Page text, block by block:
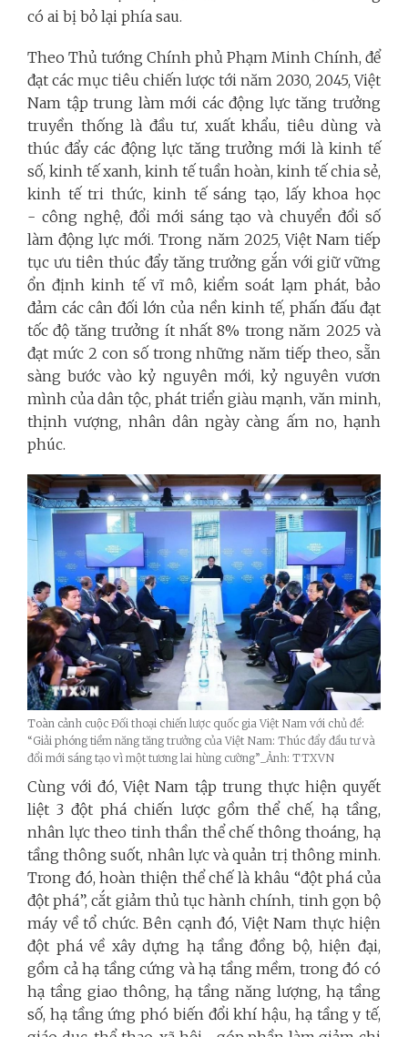
có ai bị bỏ lại phía sau.
Theo Thủ tướng Chính phủ Phạm Minh Chính, để
đạt các mục tiêu chiến lược tới năm 2030, 2045, Việt
Nam tập trung làm mới các động lực tăng trưởng
truyền thống là đầu tư, xuất khẩu, tiêu dùng và
thúc đẩy các động lực tăng trưởng mới là kinh tế
số, kinh tế xanh, kinh tế tuần hoàn, kinh tế chia sẻ,
kinh tế tri thức, kinh tế sáng tạo, lấy khoa học
- công nghệ, đổi mới sáng tạo và chuyển đổi số
làm động lực mới.Trong năm 2025, Việt Nam tiếp
tục ưu tiên thúc đẩy tăng trưởng gắn với giữ vững
ổn định kinh tế vĩ mô, kiểm soát lạm phát, bảo
đảm các cân đối lớn của nền kinh tế, phấn đấu đạt
tốc độ tăng trưởng ít nhất 8% trong năm 2025 và
đạt mức 2 con số trong những năm tiếp theo, sẵn
sàng bước vào kỷ nguyên mới, kỷ nguyên vươn
mình của dân tộc, phát triển giàu mạnh, văn minh,
thịnh vượng, nhân dân ngày càng ấm no, hạnh
phúc.
Toàn cảnh cuộc Đối thoại chiến lược quốc gia Việt Nam với chủ đề:
“Giải phóng tiềm năng tăng trưởng của Việt Nam: Thúc đẩy đầu tư và
đổi mới sáng tạo vì một tương lai hùng cường”_Ảnh: TTXVN
Cùng với đó, Việt Nam tập trung thực hiện quyết
liệt 3 đột phá chiến lược gồm thể chế, hạ tầng,
nhân lực theo tinh thần thể chế thông thoáng, hạ
tầng thông suốt, nhân lực và quản trị thông minh.
Trong đó, hoàn thiện thể chế là khâu “đột phá của
đột phá”, cắt giảm thủ tục hành chính, tinh gọn bộ
máy về tổ chức. Bên cạnh đó, Việt Nam thực hiện
đột phá về xây dựng hạ tầng đồng bộ, hiện đại,
gồm cả hạ tầng cứng và hạ tầng mềm, trong đó có
hạ tầng giao thông, hạ tầng năng lượng, hạ tầng
số, hạ tầng ứng phó biến đổi khí hậu, hạ tầng y tế,